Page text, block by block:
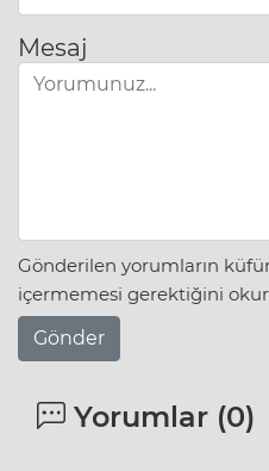
Mesaj
Gönderilen yorumların
içermemesi gerektiğini
Gönder
Yorumlar (0)